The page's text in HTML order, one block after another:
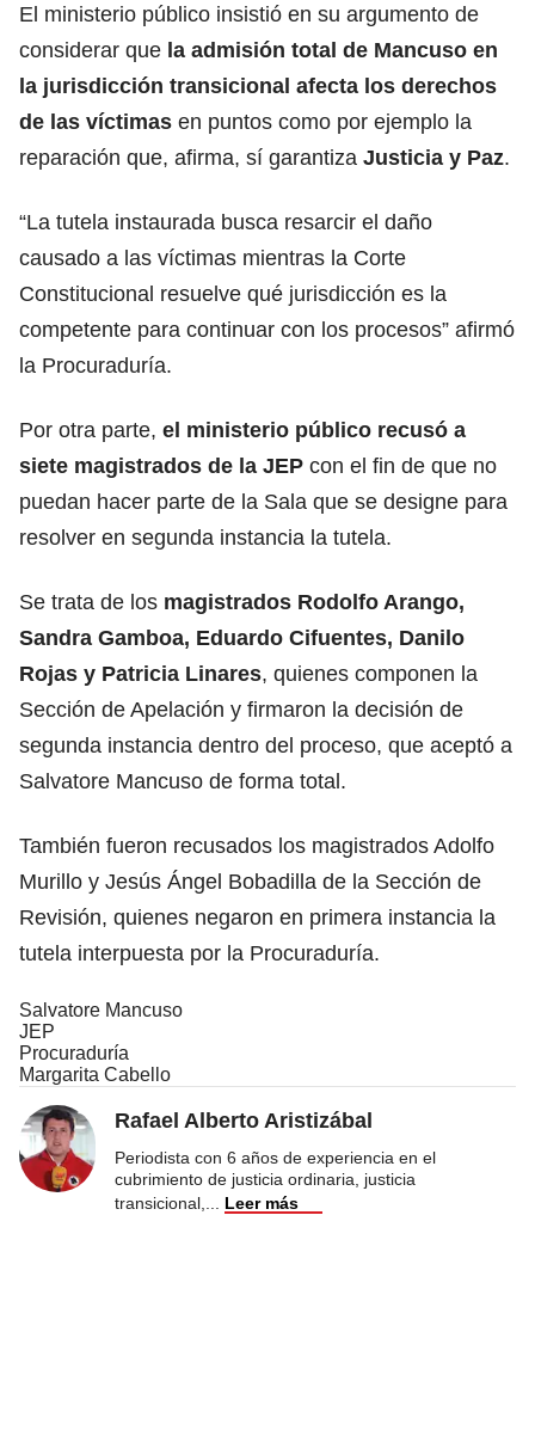
El ministerio público insistió en su argumento de
considerar que la admisión total de Mancuso en
la jurisdicción transicional afecta los derechos
de las víctimas en puntos como por ejemplo la
reparación que, afirma, sí garantiza Justicia y Paz.
“La tutela instaurada busca resarcir el daño
causado a las víctimas mientras la Corte
Constitucional resuelve qué jurisdicción es la
competente para continuar con los procesos” afirmó
la Procuraduría.
Por otra parte, el ministerio público recusó a
siete magistrados de la JEP con el fin de que no
puedan hacer parte de la Sala que se designe para
resolver en segunda instancia la tutela.
Se trata de los magistrados Rodolfo Arango,
Sandra Gamboa, Eduardo Cifuentes, Danilo
Rojas y Patricia Linares, quienes componen la
Sección de Apelación y firmaron la decisión de
segunda instancia dentro del proceso, que aceptó a
Salvatore Mancuso de forma total.
También fueron recusados los magistrados Adolfo
Murillo y Jesús Ángel Bobadilla de la Sección de
Revisión, quienes negaron en primera instancia la
tutela interpuesta por la Procuraduría.
Salvatore Mancuso
JEP
Procuraduría
Margarita Cabello
Rafael Alberto Aristizábal
Periodista con 6 años de experiencia en el
cubrimiento de justicia ordinaria, justicia
transicional,
Leer más